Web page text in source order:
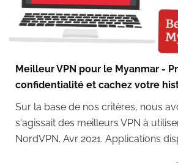
Meilleur VPN pour le Myanmar -
confidentialité et cachez votre
Sur la base de nos critères, nous
s'agissait des meilleurs VPN à
NordVPN. Avr 2021. Applications